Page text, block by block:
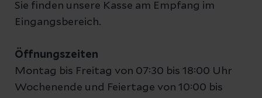
Sie finden unsere Kasse am Empfang im
Eingangsbereich.
Öffnungszeiten
Montag bis Freitag von 07:30 bis 18:00 Uhr
Wochenende und Feiertage von 10:00 bis